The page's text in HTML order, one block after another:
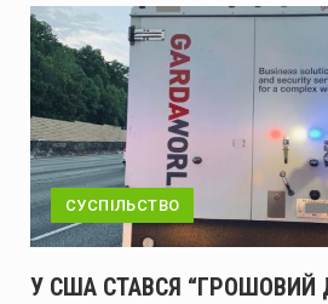
СУСПІЛЬСТВО
У США СТАВСЯ “ГРОШОВИЙ